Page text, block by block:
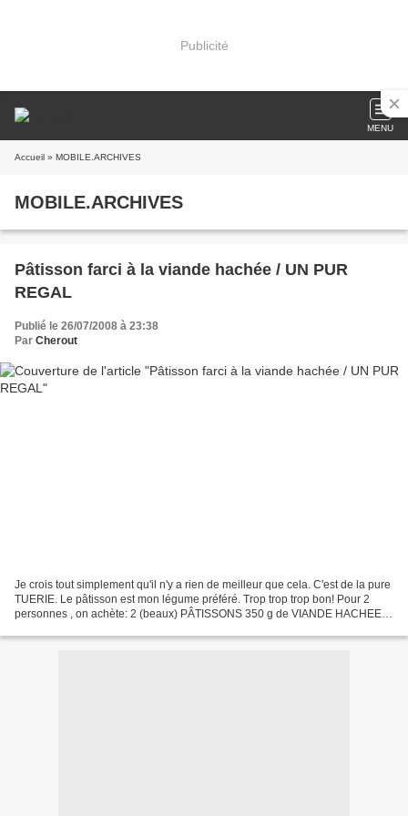
Publicité
MENU
Accueil » MOBILE.ARCHIVES
MOBILE.ARCHIVES
Pâtisson farci à la viande hachée / UN PUR
REGAL
Publié le 26/07/2008 à 23:38
Par Cherout
Je crois tout simplement qu'il n'y a rien de meilleur que cela. C'est de la pure
TUERIE. Le pâtisson est mon légume préféré. Trop trop trop bon! Pour 2
personnes , on achète: 2 (beaux) PÂTISSONS 350 g de VIANDE HACHEE